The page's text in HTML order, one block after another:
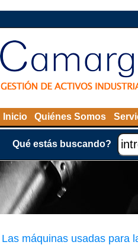
Inicio Quiénes Somos
Qué estás buscando?
Las máquinas usadas para